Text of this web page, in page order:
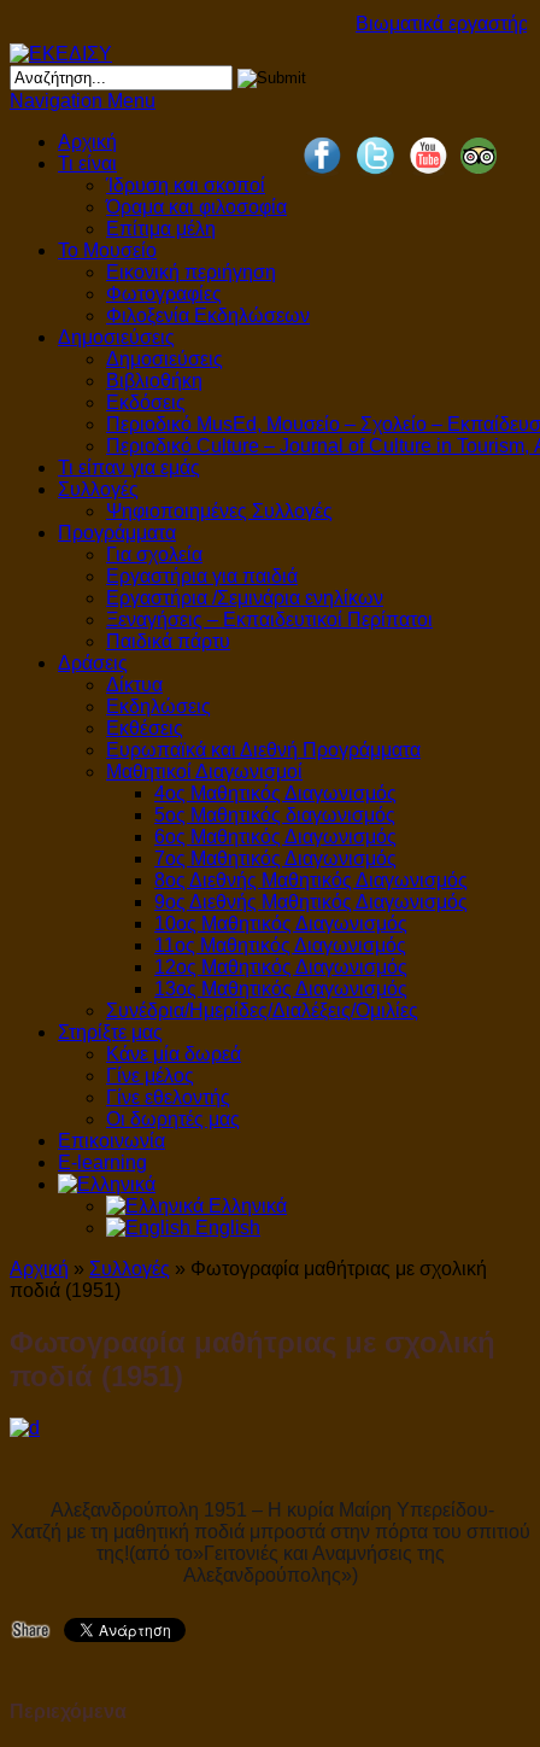
Βιωματικά
Navigation Menu
Αρχική
Τι είναι
Ίδρυση και σκοποί
Όραμα και φιλοσοφία
Επίτιμα μέλη
Το Μουσείο
Εικονική περιήγηση
Φωτογραφίες
Φιλοξενία Εκδηλώσεων
Δημοσιεύσεις
Δημοσιεύσεις
Βιβλιοθήκη
Εκδόσεις
Περιοδικό MusEd, Μουσείο – Σχολείο –
Περιοδικό Culture – Journal of Culture in
Τι είπαν για εμάς
Συλλογές
Ψηφιοποιημένες Συλλογές
Προγράμματα
Για σχολεία
Εργαστήρια για παιδιά
Εργαστήρια /Σεμινάρια ενηλίκων
Ξεναγήσεις – Εκπαιδευτικοί Περίπατοι
Παιδικά πάρτυ
Δράσεις
Δίκτυα
Εκδηλώσεις
Εκθέσεις
Ευρωπαϊκά και Διεθνή Προγράμματα
Μαθητικοί Διαγωνισμοί
4ος Μαθητικός Διαγωνισμός
5ος Μαθητικός διαγωνισμός
6ος Μαθητικός Διαγωνισμός
7ος Μαθητικός Διαγωνισμός
8ος Διεθνής Μαθητικός Διαγωνισμός
9ος Διεθνής Μαθητικός Διαγωνισμός
10ος Μαθητικός Διαγωνισμός
11ος Μαθητικός Διαγωνισμός
12ος Μαθητικός Διαγωνισμός
13ος Μαθητικός Διαγωνισμός
Συνέδρια/Ημερίδες/Διαλέξεις/Ομιλίες
Στηρίξτε μας
Κάνε μία δωρεά
Γίνε μέλος
Γίνε εθελοντής
Οι δωρητές μας
Επικοινωνία
E-learning
Ελληνικά
English
Αρχική » Συλλογές » Φωτογραφία μαθήτριας με σχολική
ποδιά (1951)
Φωτογραφία μαθήτριας με σχολική
ποδιά (1951)
Αλεξανδρούπολη 1951 – Η κυρία Μαίρη Υπερείδου-
Χατζή με τη μαθητική ποδιά μπροστά στην πόρτα του σπιτιού
της!(από το»Γειτονιές και Αναμνήσεις της
Αλεξανδρούπολης»)
Περιεχόμενα